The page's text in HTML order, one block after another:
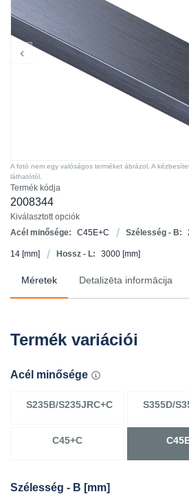
Termék kódja
2008344
Kiválasztott opciók
Acél minősége:
C45E+C Szélesség - B:
14 [mm] Hossz - L: 3000 [mm]
A fotó nem egy valóságos terméket ábrázol. A
láthatótól.
Méretek Detalizēta informācija
Termék variációi
Acél minősége
S235B/S235JRC+C S355D/
C45+C
Szélesség - B [mm]